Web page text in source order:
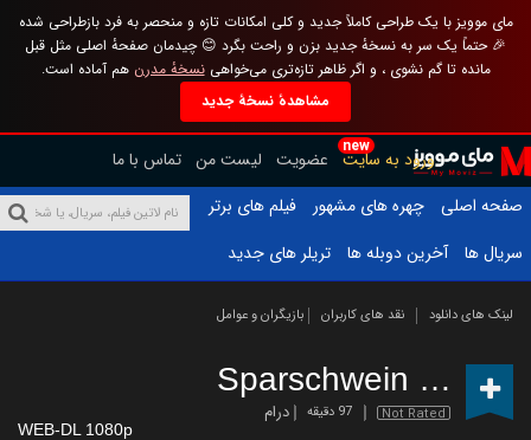
مای موویز با یک طراحی کاملاً جدید و کلی امکانات تازه و منحصر به فرد بازطراحی شده
🎉 حتماً یک سر به نسخهٔ جدید بزن و راحت بگرد 😊 چیدمان صفحهٔ اصلی مثل قبل
مانده تا گم نشوی ، و اگر ظاهر تازه‌تری می‌خواهینسخهٔ مدرن هم آماده است.
مشاهدهٔ نسخهٔ جدید
new
ورود به سایت عضویت لیست من تماس با ما
صفحه اصلی
چهره های مشهور
فیلم های برتر
سریال ها
آخرین دوبله ها تریلر های جدید
لینک های دانلود نقد های کاربران بازیگران و عوامل
Sparschwein
(2024)
Not Rated 97 دقیقه درام
WEB-DL 1080p